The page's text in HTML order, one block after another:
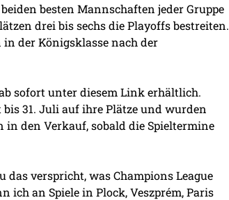
besten Mannschaften jeder Gruppe
drei bis sechs die Playoffs bestreiten.
in der Königsklasse nach der
sofort unter diesem Link erhältlich.
31. Juli auf ihre Plätze und wurden
den Verkauf, sobald die Spieltermine
das verspricht, was Champions League
ich an Spiele in Plock, Veszprém, Paris